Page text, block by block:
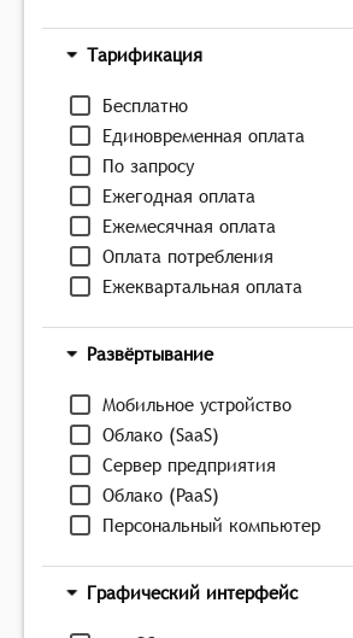
Тарификация
Бесплатно
Единовременная оплата
По запросу
Ежегодная оплата
Ежемесячная оплата
Оплата потребления
Ежеквартальная оплата
Развёртывание
Мобильное устройство
Облако (SaaS)
Сервер предприятия
Облако (PaaS)
Персональный компьютер
Графический интерфейс